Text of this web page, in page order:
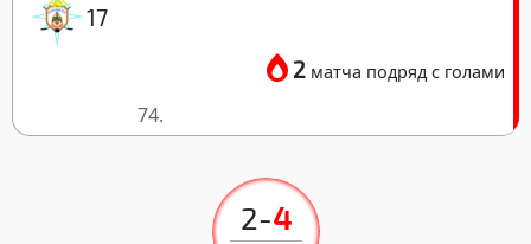
2-4
17
2 матча подряд с голами
74.